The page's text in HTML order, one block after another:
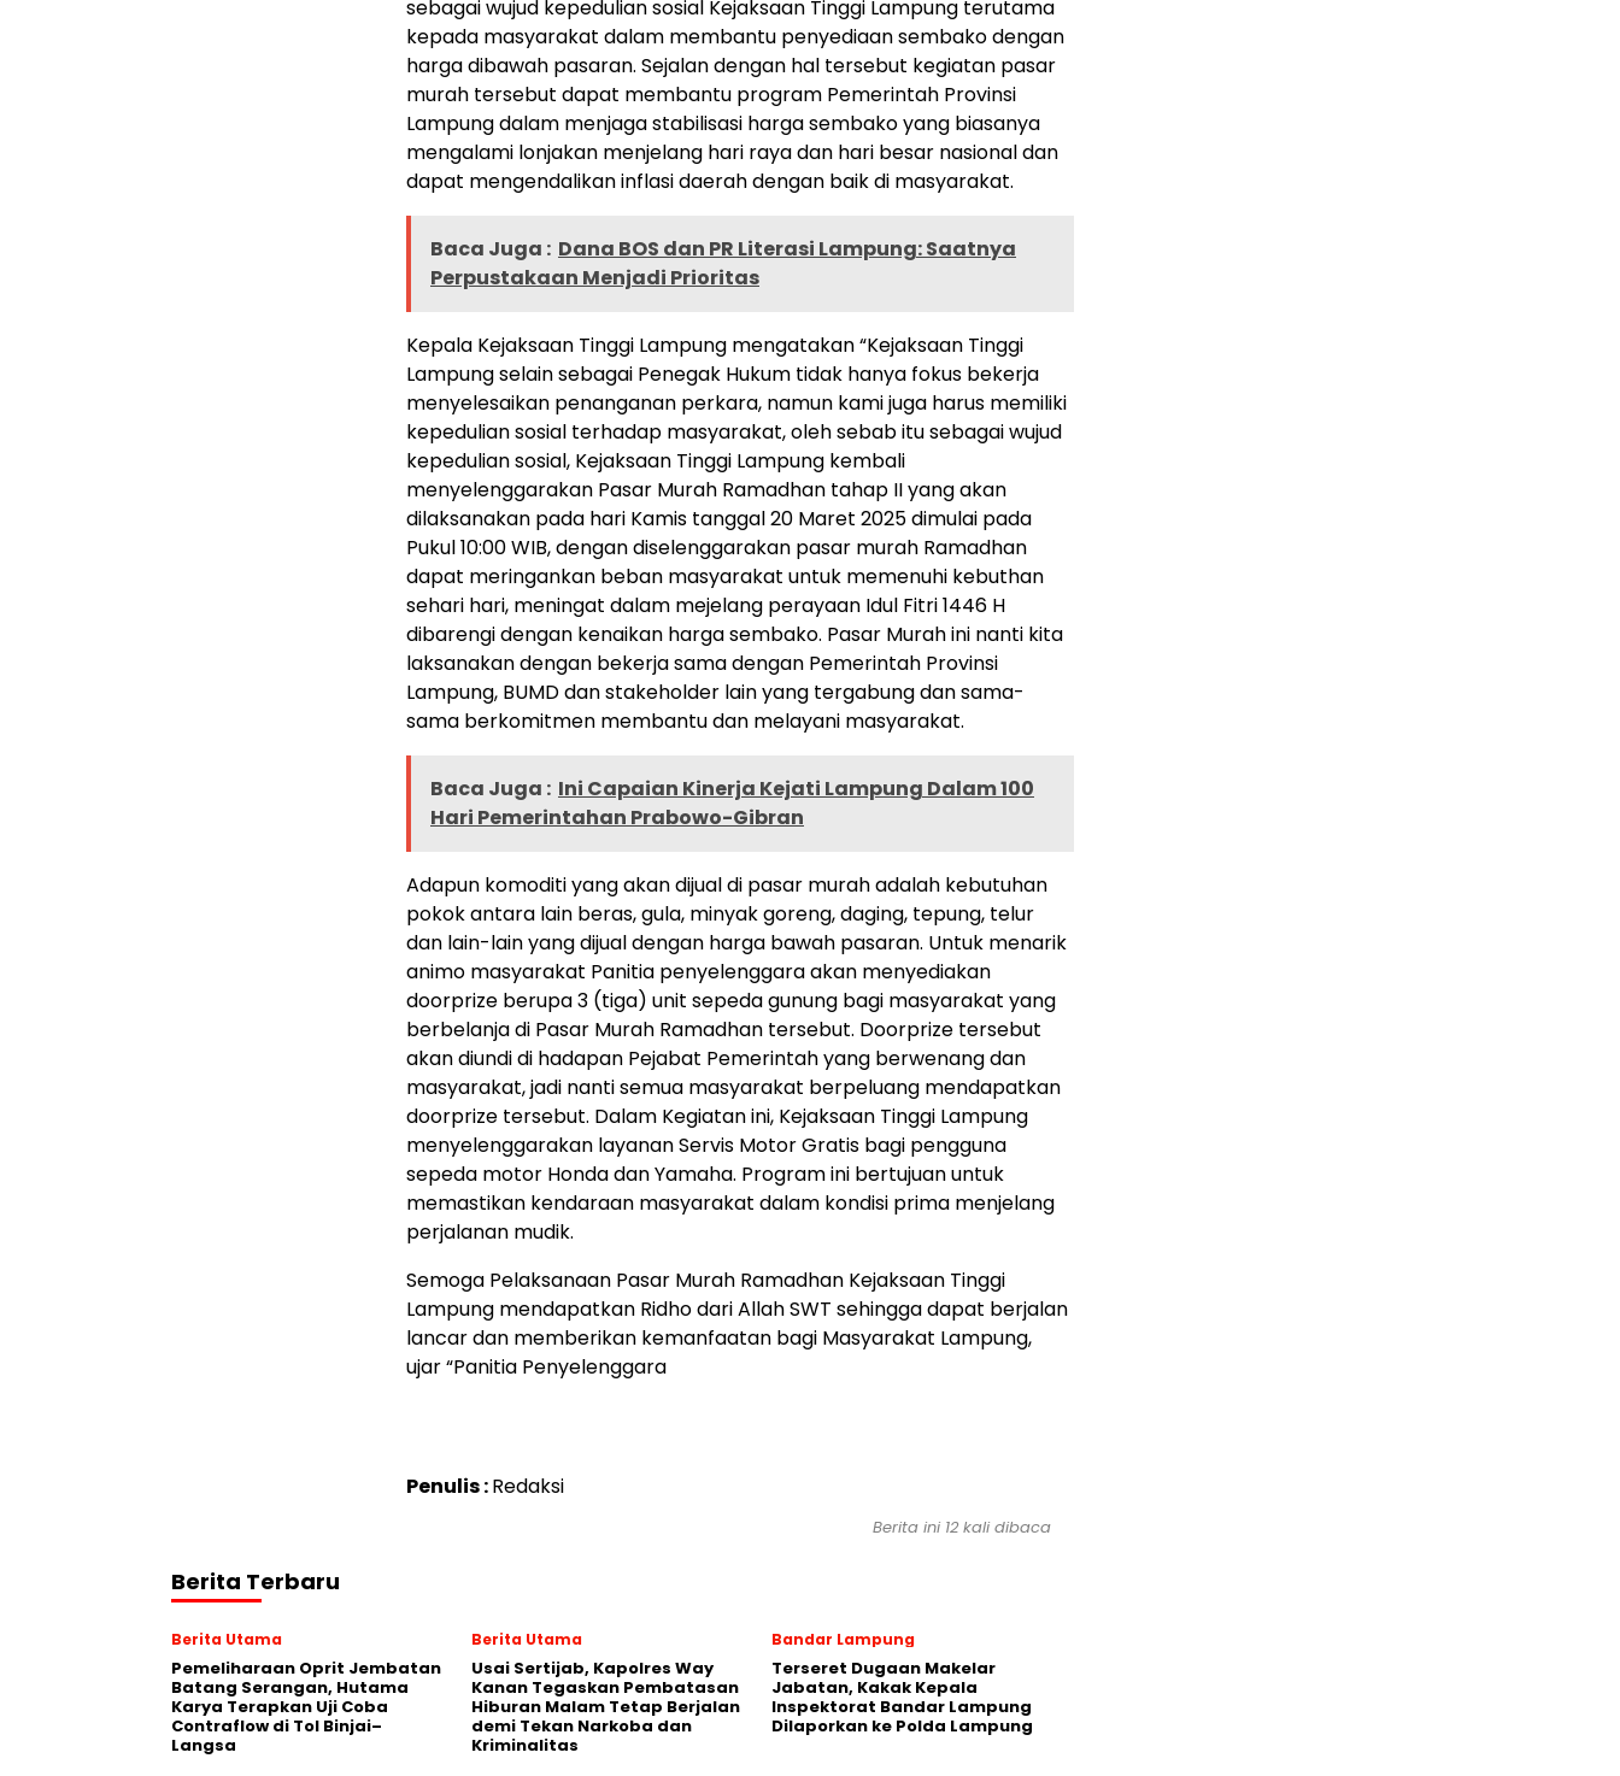
sebagai wujud kepedulian sosial Kejaksaan Tinggi Lampung terutama
kepada masyarakat dalam membantu penyediaan sembako dengan
harga dibawah pasaran. Sejalan dengan hal tersebut kegiatan pasar
murah tersebut dapat membantu program Pemerintah Provinsi
Lampung dalam menjaga stabilisasi harga sembako yang biasanya
mengalami lonjakan menjelang hari raya dan hari besar nasional dan
dapat mengendalikan inflasi daerah dengan baik di masyarakat.
Baca Juga : Dana BOS dan PR Literasi Lampung: Saatnya
Perpustakaan Menjadi Prioritas
Kepala Kejaksaan Tinggi Lampung mengatakan “Kejaksaan Tinggi
Lampung selain sebagai Penegak Hukum tidak hanya fokus bekerja
menyelesaikan penanganan perkara, namun kami juga harus memiliki
kepedulian sosial terhadap masyarakat, oleh sebab itu sebagai wujud
kepedulian sosial, Kejaksaan Tinggi Lampung kembali
menyelenggarakan Pasar Murah Ramadhan tahap II yang akan
dilaksanakan pada hari Kamis tanggal 20 Maret 2025 dimulai pada
Pukul 10:00 WIB, dengan diselenggarakan pasar murah Ramadhan
dapat meringankan beban masyarakat untuk memenuhi kebuthan
sehari hari, meningat dalam mejelang perayaan Idul Fitri 1446 H
dibarengi dengan kenaikan harga sembako. Pasar Murah ini nanti kita
laksanakan dengan bekerja sama dengan Pemerintah Provinsi
Lampung, BUMD dan stakeholder lain yang tergabung dan sama-
sama berkomitmen membantu dan melayani masyarakat.
Baca Juga : Ini Capaian Kinerja Kejati Lampung Dalam 100
Hari Pemerintahan Prabowo-Gibran
Adapun komoditi yang akan dijual di pasar murah adalah kebutuhan
pokok antara lain beras, gula, minyak goreng, daging, tepung, telur
dan lain-lain yang dijual dengan harga bawah pasaran. Untuk menarik
animo masyarakat Panitia penyelenggara akan menyediakan
doorprize berupa 3 (tiga) unit sepeda gunung bagi masyarakat yang
berbelanja di Pasar Murah Ramadhan tersebut. Doorprize tersebut
akan diundi di hadapan Pejabat Pemerintah yang berwenang dan
masyarakat, jadi nanti semua masyarakat berpeluang mendapatkan
doorprize tersebut. Dalam Kegiatan ini, Kejaksaan Tinggi Lampung
menyelenggarakan layanan Servis Motor Gratis bagi pengguna
sepeda motor Honda dan Yamaha. Program ini bertujuan untuk
memastikan kendaraan masyarakat dalam kondisi prima menjelang
perjalanan mudik.
Semoga Pelaksanaan Pasar Murah Ramadhan Kejaksaan Tinggi
Lampung mendapatkan Ridho dari Allah SWT sehingga dapat berjalan
lancar dan memberikan kemanfaatan bagi Masyarakat Lampung,
ujar “Panitia Penyelenggara
Penulis :Redaksi
Berita ini 12 kali dibaca
Berita Terbaru
Berita Utama
Pemeliharaan Oprit Jembatan
Batang Serangan, Hutama
Karya Terapkan Uji Coba
Contraflow di Tol Binjai–
Langsa
Berita Utama
Usai Sertijab, Kapolres Way
Kanan Tegaskan Pembatasan
Hiburan Malam Tetap Berjalan
demi Tekan Narkoba dan
Kriminalitas
Bandar Lampung
Terseret Dugaan Makelar
Jabatan, Kakak Kepala
Inspektorat Bandar Lampung
Dilaporkan ke Polda Lampung